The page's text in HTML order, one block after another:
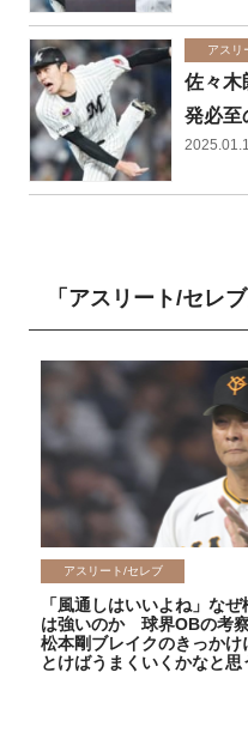
アスリ
佐々
発必至
「アスリート/セレ
アスリート/セレブ
「風通しはいいよね」な
は強いのか 球界OBの考
松本剛ブレイクのきっか
とけばうまくいくかなと思